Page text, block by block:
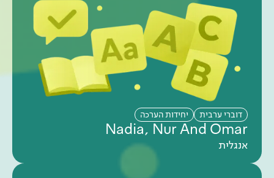
דוברי ערבית יחידות הערכה
Nadia, Nur And Omar
אנגלית